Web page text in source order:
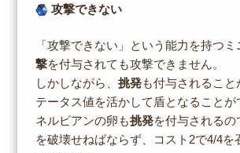
攻撃できない
「攻撃できない」という能力を持つミ
撃を付与されても攻撃できません。
しかしながら、 挑発も付与されること
テータス値を活かして盾となることが
ネルビアンの卵も挑発を付与されるの
を破壊せねばならず、コスト2で4/4を